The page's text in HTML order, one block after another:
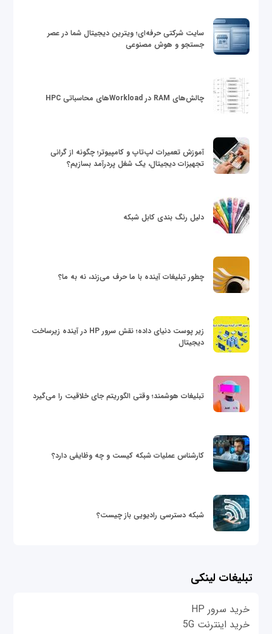
سایت شرکتی حرفه‌ای؛ ویترین دیجیتال شما در عصر
جستجو و هوش مصنوعی
چالش‌های RAM در Workloadهای محاسباتی HPC
آموزش تعمیرات لپ‌تاپ و کامپیوتر؛ چگونه از گرانی
تجهیزات دیجیتال، یک شغل پردرآمد بسازیم؟
دلیل رنگ بندی کابل شبکه
چطور تبلیغات آینده با ما حرف می‌زند، نه به ما؟
زیر پوست دنیای داده؛ نقش سرور HP در آینده زیرساخت
دیجیتال
تبلیغات هوشمند؛ وقتی الگوریتم جای خلاقیت را می‌گیرد
کارشناس عملیات شبکه کیست و چه وظایفی دارد؟
شبکه دسترسی رادیویی باز چیست؟
تبلیغات لینکی
خرید سرور HP
خرید اینترنت 5G